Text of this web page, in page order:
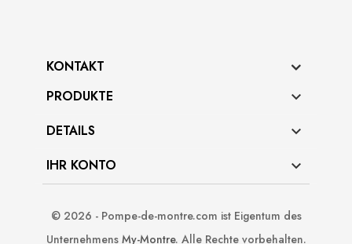
KONTAKT
PRODUKTE

DETAILS 
IHR KONTO 
© 2026 - Pompe-de-montre.com ist Eigentum des
Unternehmens My-Montre. Alle Rechte vorbehalten.